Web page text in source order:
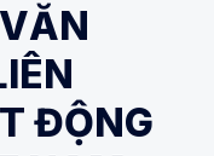
ĐỘNG